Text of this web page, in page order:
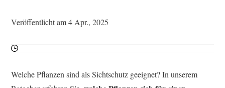
Veröffentlicht am 4 Apr., 2025
Welche Pflanzen sind als Sichtschutz geeignet? In unserem